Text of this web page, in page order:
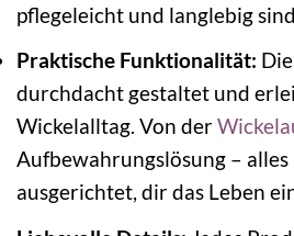
pflegeleicht und langlebig sind.
Praktische Funktionalität:
durchdacht gestaltet und
Wickelalltag. Von der
Aufbewahrungslösung –
ausgerichtet, dir das Leben